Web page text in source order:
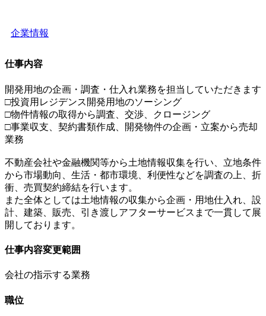
企業情報
仕事内容
開発用地の企画・調査・仕入れ業務を担当していただきます
□投資用レジデンス開発用地のソーシング
□物件情報の取得から調査、交渉、クロージング
□事業収支、契約書類作成、開発物件の企画・立案から売却
業務
不動産会社や金融機関等から土地情報収集を行い、立地条件
から市場動向、生活・都市環境、利便性などを調査の上、折
衝、売買契約締結を行います。
また全体としては土地情報の収集から企画・用地仕入れ、設
計、建築、販売、引き渡しアフターサービスまで一貫して展
開しております。
仕事内容変更範囲
会社の指示する業務
職位